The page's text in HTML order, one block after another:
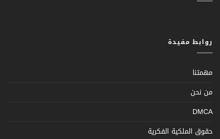
روابط مفيدة
مهمتنا
من نحن
DMCA
حقوق الملكية الفكرية